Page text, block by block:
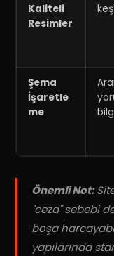
Kaliteli
Resimler
Şema
İşaretle
me
Önemli Not:
"ceza" sebebi
boşa
yapılarında